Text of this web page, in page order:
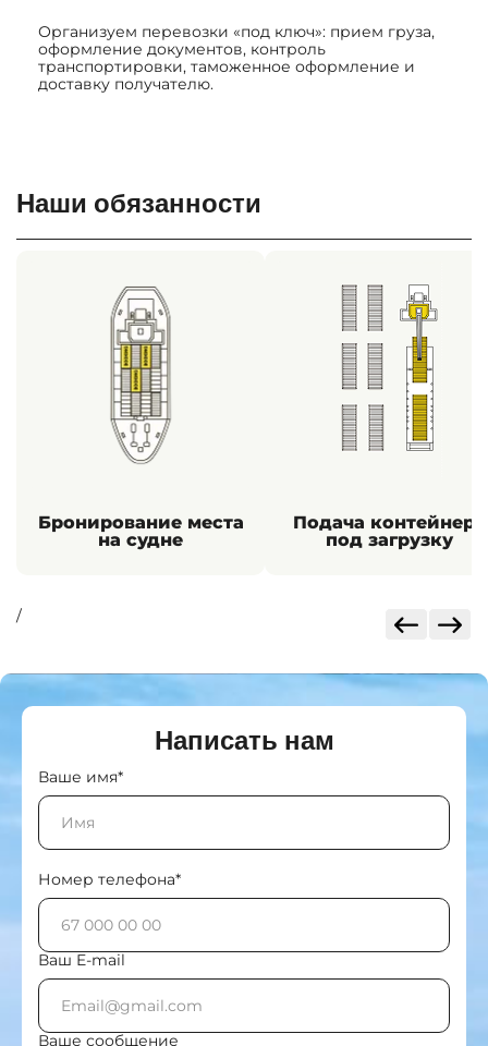
Организуем перевозки «под ключ»: прием груза,
оформление документов, контроль
транспортировки, таможенное оформление и
доставку получателю.
Наши обязанности
Бронирование места
на судне
Подача контейнера
под загрузку
/
Написать нам
Ваше имя*
Номер телефона*
Ваш E-mail
Ваше сообщение